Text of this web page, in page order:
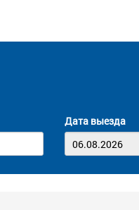
Дата выезда